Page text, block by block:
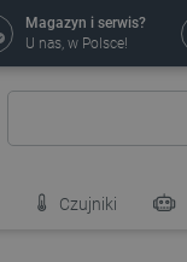
Magazyn i serwis?
U nas, w Polsce!
Czujniki